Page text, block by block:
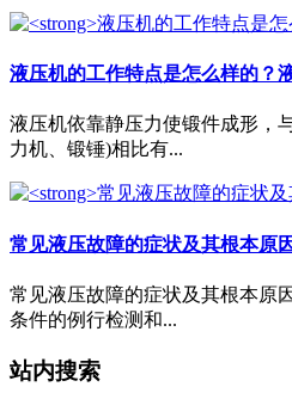
液压机的工作特点是怎么样的？
液压机依靠静压力使锻件成形，
力机、锻锤)相比有...
常见液压故障的症状及其根本原因
常见液压故障的症状及其根本原
条件的例行检测和...
站内搜索